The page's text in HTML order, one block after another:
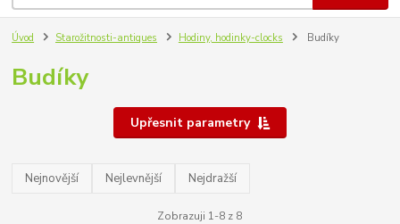
Úvod Starožitnosti-antiques Hodiny, hodinky-clocks Budíky
Budíky
Upřesnit parametry
Nejnovější Nejlevnější Nejdražší
Zobrazuji 1-8 z 8